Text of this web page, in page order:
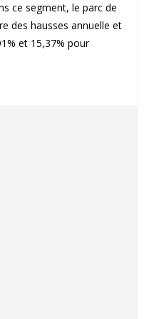
ce segment, le parc de
des hausses annuelle et
et 15,37% pour